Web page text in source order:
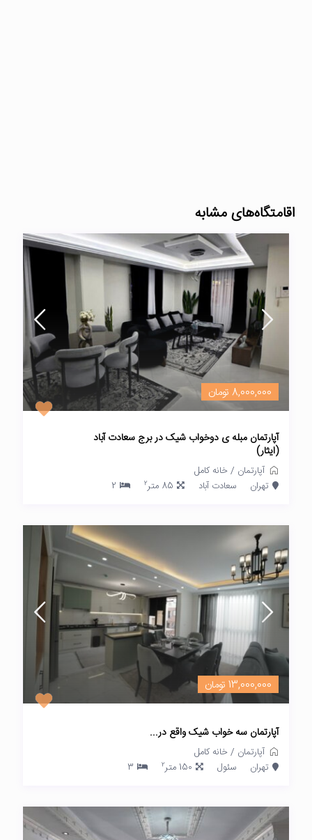
اقامتگاه‌های مشابه
8,000,000 تومان
آپارتمان مبله ی دوخواب شیک در برج سعادت آباد
(ایثار)
آپارتمان /خانه کامل
تهران
سعادت آباد 85 متر 2
2
13,000,000 تومان
آپارتمان سه خواب شیک واقع در...
آپارتمان /خانه کامل
تهران
سئول 150 متر 2
3